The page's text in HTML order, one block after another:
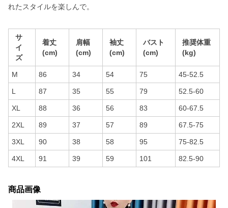
れたスタイルを楽しんで。
サ
イ
ズ
着丈
(cm)
肩幅
(cm)
袖丈
(cm)
バスト
(cm)
推奨体重
(kg)
M 86 34 54 75 45-52.5
L 87 35 55 79 52.5-60
XL 88 36 56 83 60-67.5
2XL 89 37 57 89 67.5-75
3XL 90 38 58 95 75-82.5
4XL 91 39 59 101 82.5-90
商品画像